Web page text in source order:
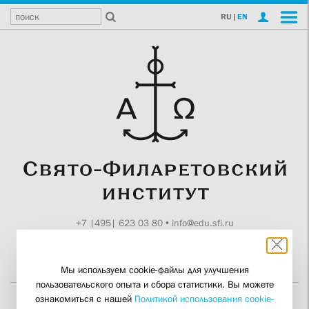
RU | EN
+7 |495| 623 03 80• info@edu.sfi.ru
Мы используем cookie-файлы для улучшения
пользовательского опыта и сбора статистики. Вы можете
ознакомиться с нашей Политикой использования cookie-